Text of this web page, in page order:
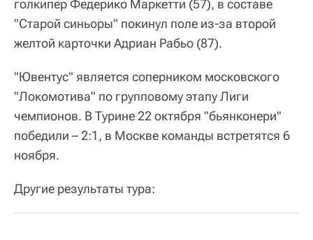
голкипер Федерико Маркетти (57), в составе
"Старой синьоры" покинул поле из-за второй
желтой карточки Адриан Рабьо (87).
"Ювентус" является соперником московского
"Локомотива" по групповому этапу Лиги
чемпионов. В Турине 22 октября "бьянконери"
победили – 2:1, в Москве команды встретятся 6
ноября.
Другие результаты тура: